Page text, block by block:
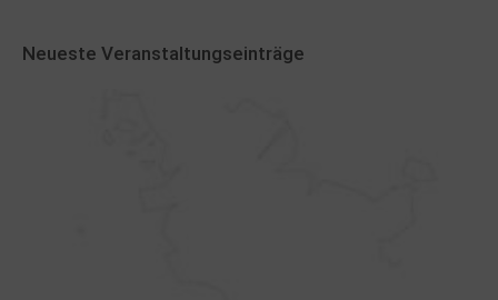
Neueste Veranstaltungseinträge